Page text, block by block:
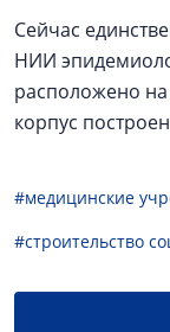
Сейчас
НИИ
расположено
корпус
#медицинские
#строительство